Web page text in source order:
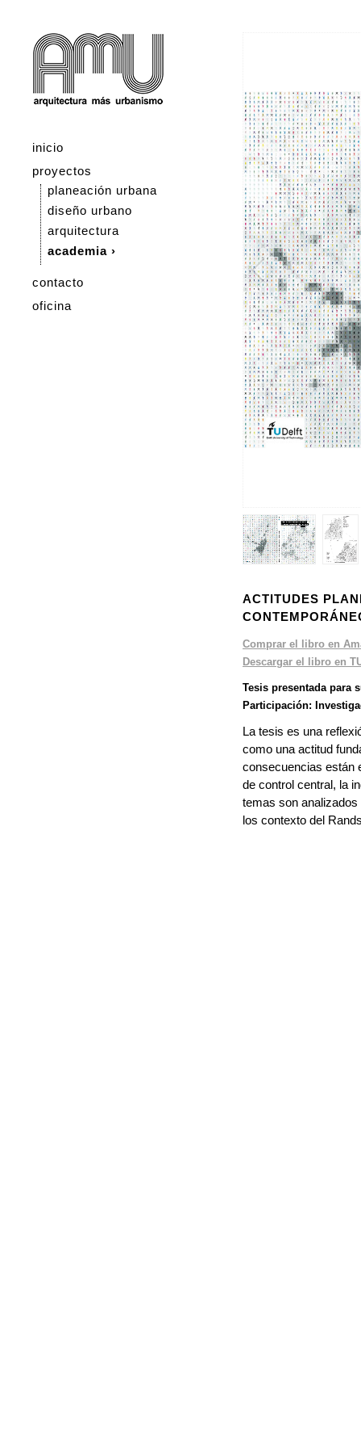
inicio
proyectos
planeación urbana
diseño urbano
arquitectura
academia ›
contacto
oficina
1/8
ACTITUDES
Comprar el libro en
Descargar el libro en
Tesis presentada para
Participación:
La tesis es una
como una actitud
consecuencias están
de control central, la
temas son analizados
los contexto del